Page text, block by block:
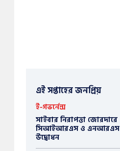
এই সপ্তাহের জনপ্রিয়
ই-গভর্নেন্স
সাইবার নিরাপত্তা জোরদারে
সিআইআরএস ও এনআরএস
উদ্বোধন